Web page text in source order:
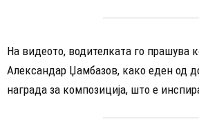
На видеото, водителката го прашува
Александар Џамбазов, како еден од
награда за композиција, што е